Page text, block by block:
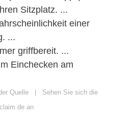
Sitzplatz. ...
einer
...
griffbereit. ...
Einchecken am
Quelle | Sehen Sie sich die
an